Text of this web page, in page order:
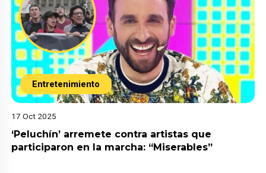
Entretenimiento
17 Oct 2025
‘Peluchín’ arremete contra artistas que
participaron en la marcha: “Miserables”